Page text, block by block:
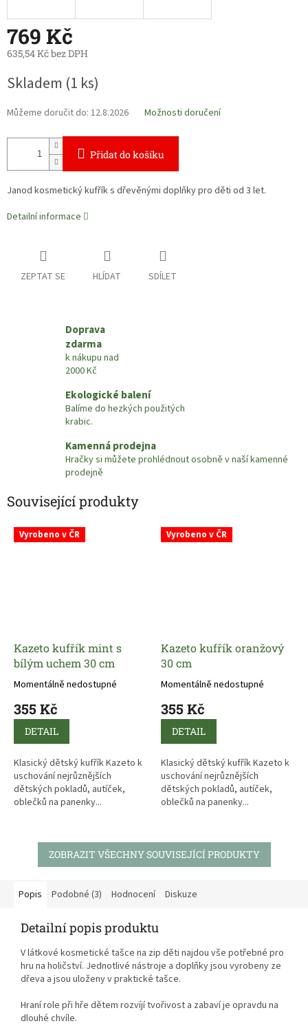
769 Kč
635,54 Kč bez DPH
cena:
Skladem (1 ks)
Můžeme doručit do: 12.8.2026 Možnosti doručení
Přidat do košíku
Janod kosmetický kufřík s dřevěnými doplňky pro děti od 3 let.
Detailní informace
ZEPTAT SE HLÍDAT SDÍLET
Doprava
zdarma
k nákupu nad
2000 Kč
Ekologické balení
Balíme do hezkých použitých
krabic.
Kamenná prodejna
Hračky si můžete prohlédnout osobně v naší kamenné
prodejně
Související produkty
Vyrobeno v ČR
Kazeto kufřík mint s
bílým uchem 30 cm
Momentálně nedostupné
355 Kč
DETAIL
Klasický dětský kufřík Kazeto k
uschování nejrůznějších
dětských pokladů, autíček,
oblečků na panenky...
Vyrobeno v ČR
Kazeto kufřík oranžový
30 cm
Momentálně nedostupné
355 Kč
DETAIL
Klasický dětský kufřík Kazeto k
uschování nejrůznějších
dětských pokladů, autíček,
oblečků na panenky...
ZOBRAZIT VŠECHNY SOUVISEJÍCÍ PRODUKTY
Popis Podobné (3) Hodnocení Diskuze
Detailní popis produktu
V látkové kosmetické tašce na zip děti najdou vše potřebné pro
hru na holičství. Jednotlivé nástroje a doplňky jsou vyrobeny ze
dřeva a jsou uloženy v praktické tašce.
Hraní role při hře dětem rozvíjí tvořivost a zabaví je opravdu na
dlouhé chvíle.